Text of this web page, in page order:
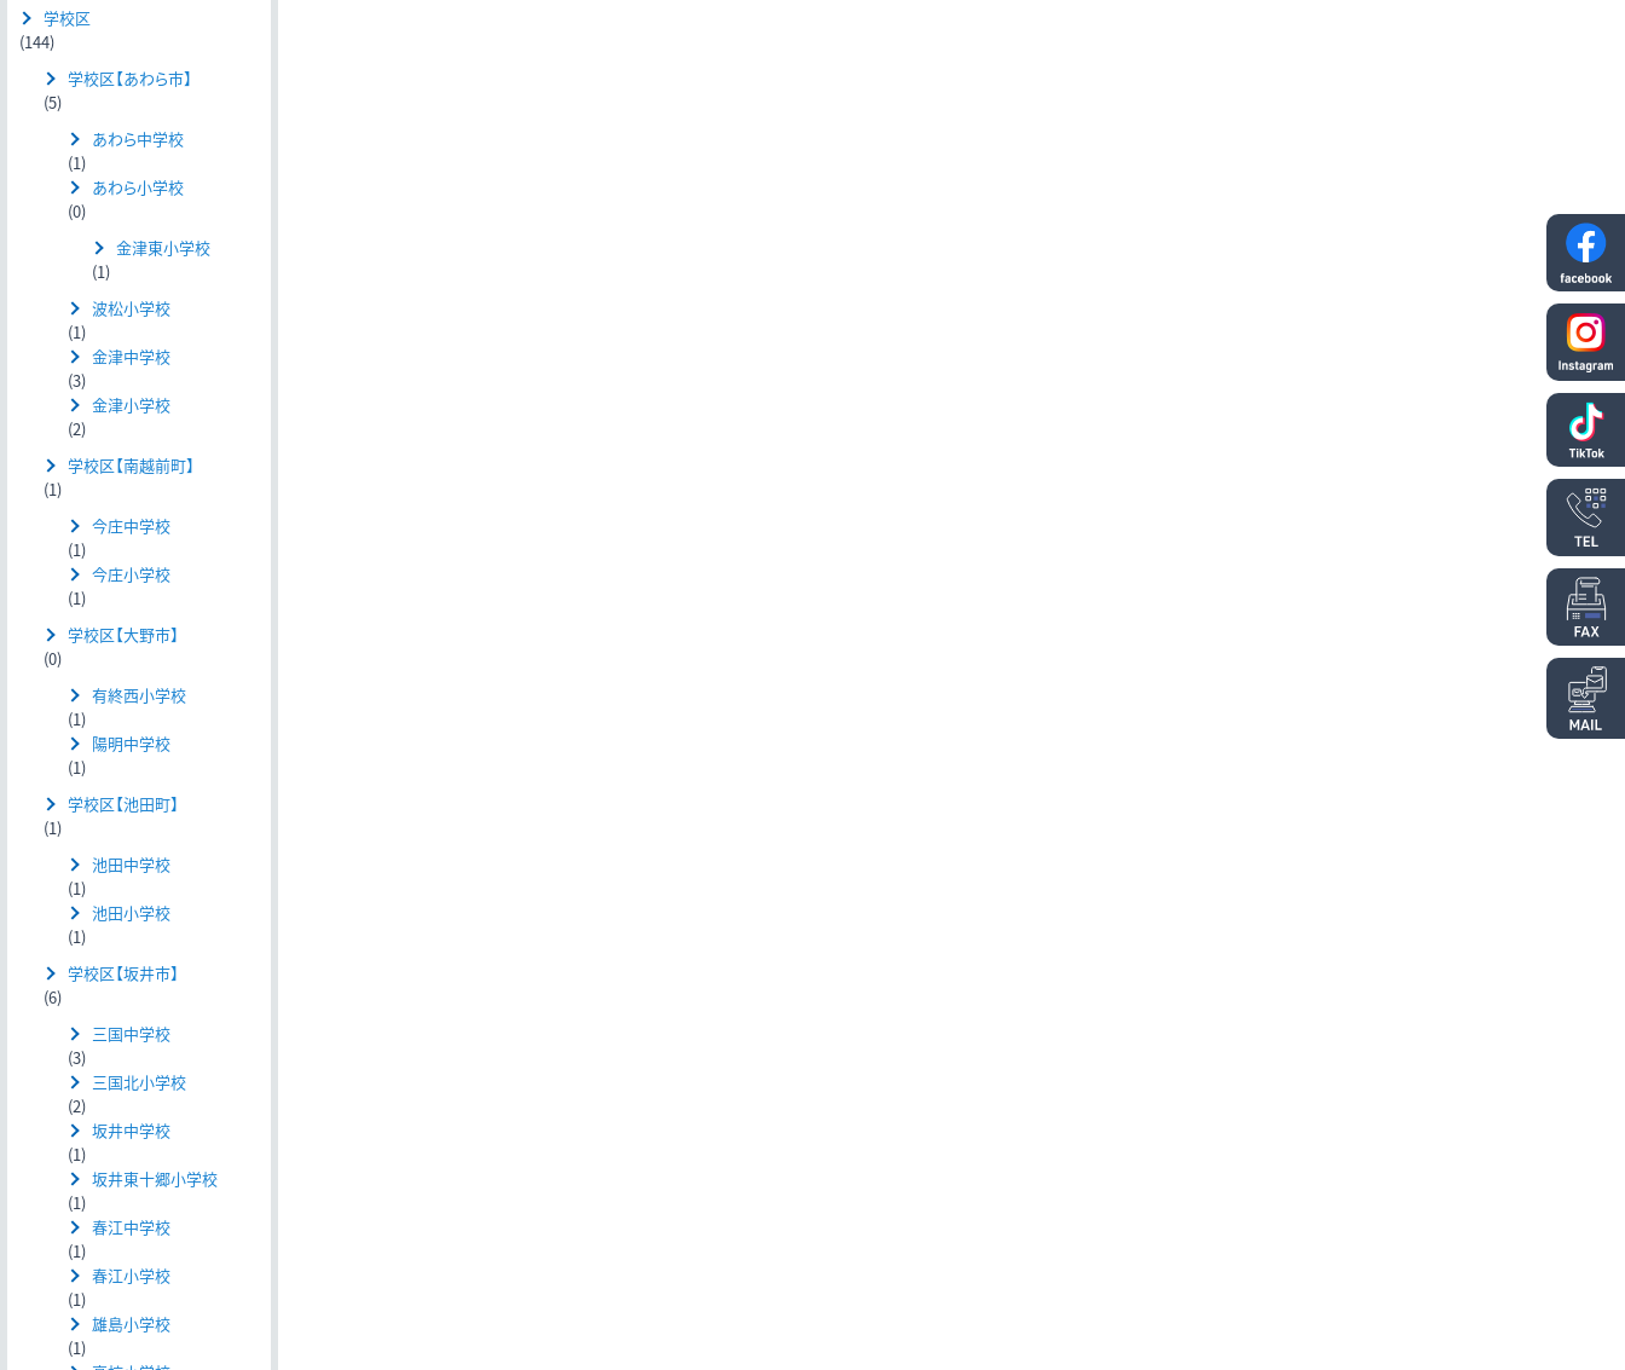
学校区
(144)
学校区【あわら市】
(5)
あわら中学校
(1)
あわら小学校
(0)
金津東小学校
(1)
波松小学校
(1)
金津中学校
(3)
金津小学校
(2)
学校区【南越前町】
(1)
今庄中学校
(1)
今庄小学校
(1)
学校区【大野市】
(0)
有終西小学校
(1)
陽明中学校
(1)
学校区【池田町】
(1)
池田中学校
(1)
池田小学校
(1)
学校区【坂井市】
(6)
三国中学校
(3)
三国北小学校
(2)
坂井中学校
(1)
坂井東十郷小学校
(1)
春江中学校
(1)
春江小学校
(1)
雄島小学校
(1)